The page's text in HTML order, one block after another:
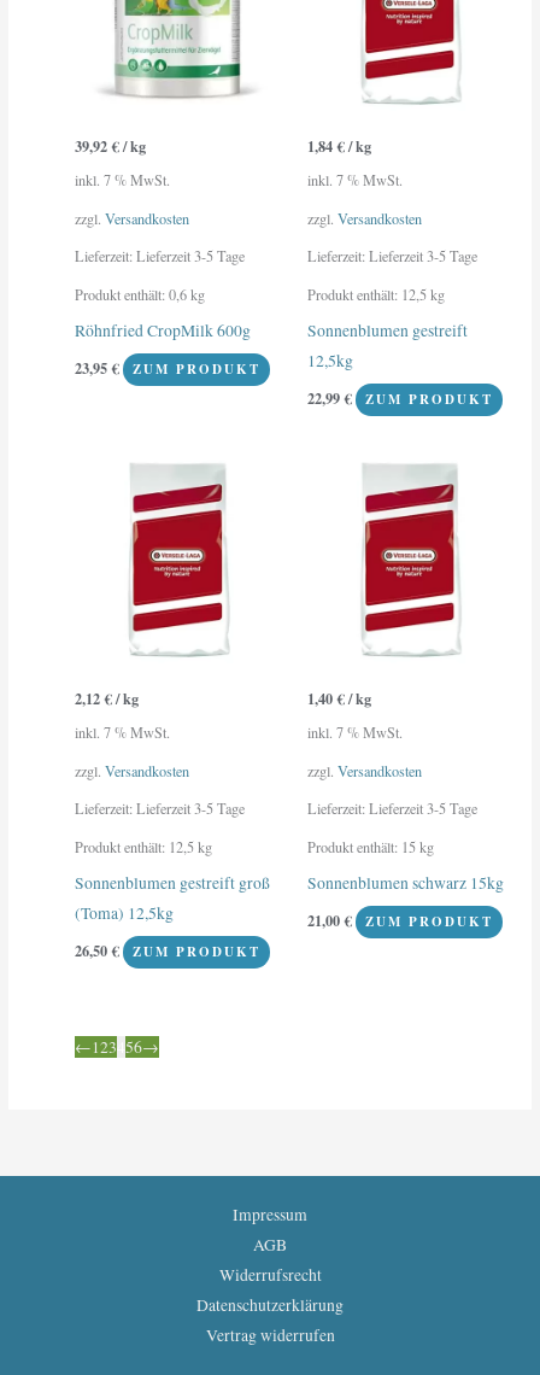
39,92€/kg
inkl. 7 % MwSt.
zzgl.Versandkosten
Lieferzeit:Lieferzeit 3-5 Tage
Produkt enthält: 0,6kg
Röhnfried CropMilk 600g
23,95€ ZUM PRODUKT
1,84€/kg
inkl. 7 % MwSt.
zzgl. Versandkosten
Lieferzeit:Lieferzeit 3-5 Tage
Produkt enthält: 12,5kg
Sonnenblumen gestreift
12,5kg
22,99€ ZUM PRODUKT
2,12€/kg
inkl. 7 % MwSt.
zzgl.Versandkosten
Lieferzeit:Lieferzeit 3-5 Tage
Produkt enthält: 12,5kg
Sonnenblumen gestreift groß
(Toma) 12,5kg
26,50€ ZUM PRODUKT
1,40€/kg
inkl. 7 % MwSt.
zzgl. Versandkosten
Lieferzeit:Lieferzeit 3-5 Tage
Produkt enthält: 15kg
Sonnenblumen schwarz 15kg
21,00€ ZUM PRODUKT
←123 456→
Impressum
AGB
Widerrufsrecht
Datenschutzerklärung
Vertrag widerrufen